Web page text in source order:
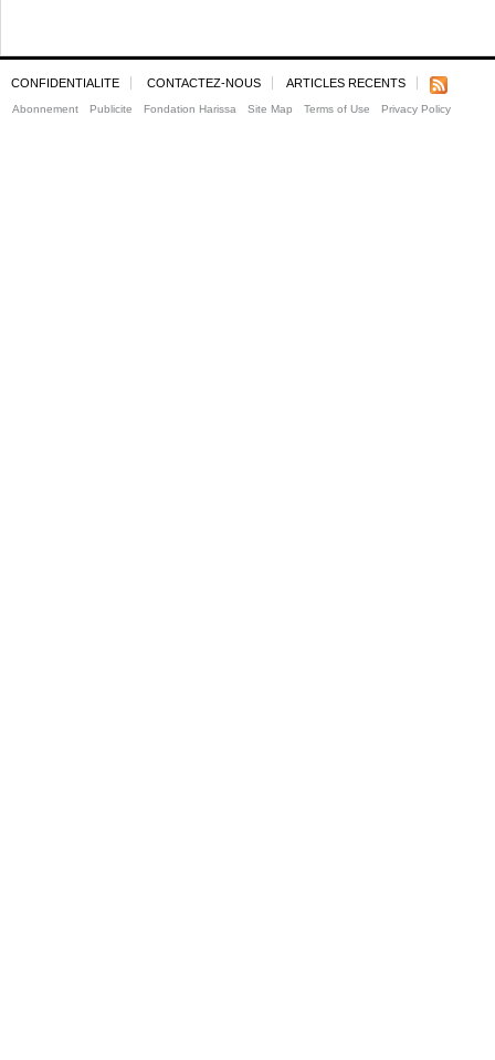
CONFIDENTIALITE CONTACTEZ-NOUS ARTICLES RECENTS
Abonnement Publicite Fondation Harissa Site Map Terms of Use Privacy Policy